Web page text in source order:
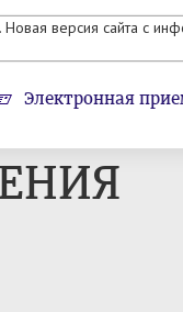
версия сайта с
Электронная